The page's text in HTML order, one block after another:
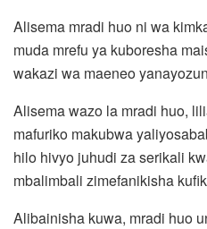
Alisema mradi huo ni wa
muda mrefu ya kuboresha
wakazi wa maeneo
Alisema wazo la mradi huo,
mafuriko makubwa
hilo hivyo juhudi za serikali
mbalimbali zimefanikisha
Alibainisha kuwa, mradi huo